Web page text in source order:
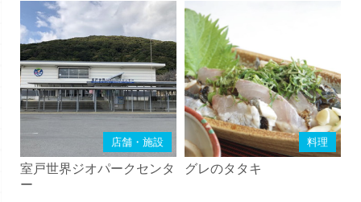
店舗・施設
室戸世界ジオパークセンタ
ー
料理
グレのタタキ